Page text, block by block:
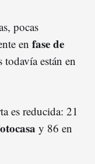
pocas
en fase de
están en
es reducida: 21
y 86 en